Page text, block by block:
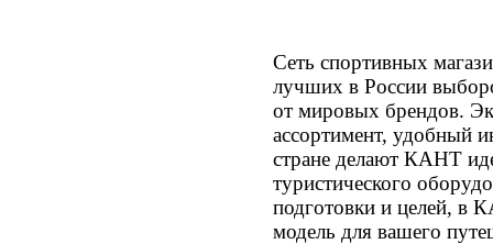
Сеть спортивных
лучших в России
от мировых брендов.
ассортимент, удобный
стране делают КАНТ
туристического
подготовки и целей, в
модель для вашего